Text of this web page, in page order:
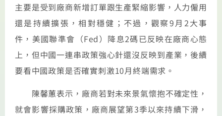
主要是受到廠商新增訂單跟生產緊縮影響，人力僱用
還是持續擴張，相對穩健；不過，觀察9月2大事
件，美國聯準會（Fed）降息2碼已反映在廠商心態
上，但中國一連串政策強心針還沒反映到產業，後續
要看中國政策是否確實刺激10月終端需求。
陳馨蕙表示，廠商若對未來景氣懷抱不確定性，
就會影響採購政策，廠商展望第3季以來持續下滑，